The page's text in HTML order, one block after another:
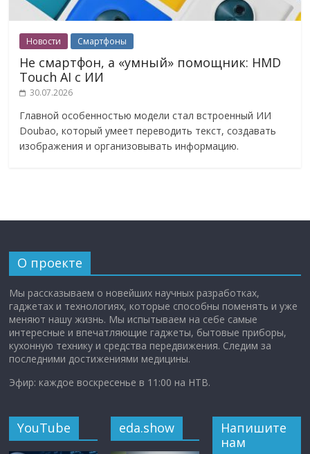
Новости Смартфоны
Не смартфон, а «умный» помощник: HMD
Touch AI с ИИ
30.07.2026
Главной особенностью модели стал встроенный ИИ
Doubao, который умеет переводить текст, создавать
изображения и организовывать информацию.
О проекте
Мы рассказываем о новейших научных разработках,
гаджетах и технологиях, которые способны поменять и уже
меняют нашу жизнь. Мы испытываем на себе самые
интересные и впечатляющие гаджеты, бытовые приборы,
кухонную технику и средства передвижения. Следим за
последними достижениями медицины.
Эфир: каждое воскресенье в 11:00 на НТВ.
YouTube eda.show
Напишите
нам